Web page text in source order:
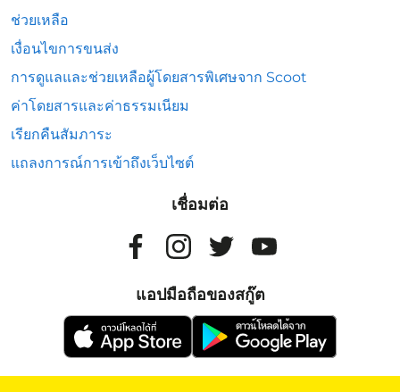
ช่วยเหลือ
เงื่อนไขการขนส่ง
การดูแลและช่วยเหลือผู้โดยสารพิเศษจาก Scoot
ค่าโดยสารและค่าธรรมเนียม
เรียกคืนสัมภาระ
แถลงการณ์การเข้าถึงเว็บไซต์
เชื่อมต่อ
แอปมือถือของสกู๊ต